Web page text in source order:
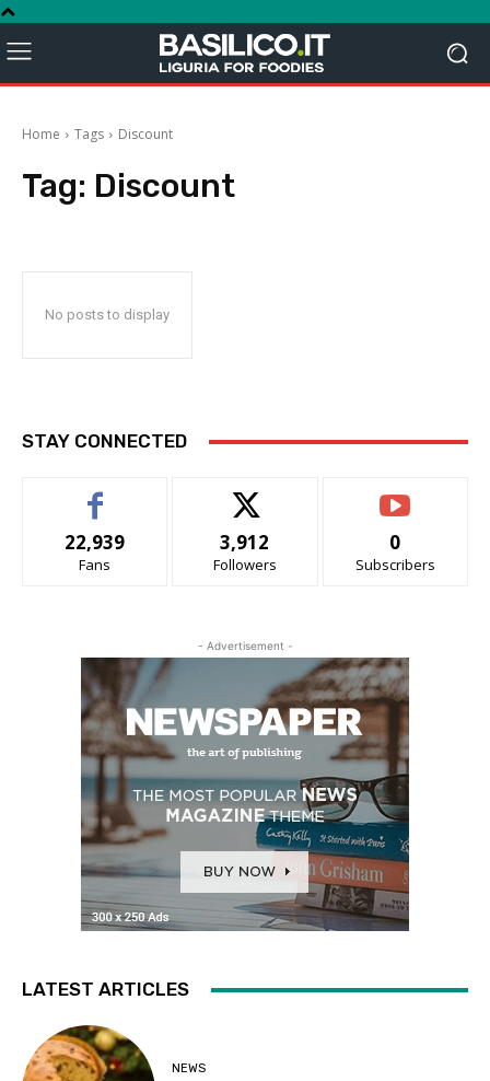
Home Tags Discount
Tag: Discount
No posts to display
STAY CONNECTED
22,939
Fans
3,912
Followers
0
Subscribers
- Advertisement -
LATEST ARTICLES
NEWS